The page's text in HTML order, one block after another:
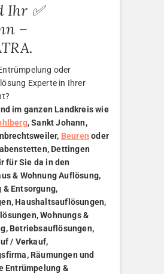
Ihr ✅
–
oder
Experte in Ihrer
im ganzen Landkreis wie
, Sankt Johann,
Beuren oder
Dettingen
für Sie da in den
& Wohnung Auflösung,
& Entsorgung,
Haushaltsauflösungen,
Wohnungs &
Betriebsauflösungen,
/ Verkauf,
Räumungen und
Entrümpelung &